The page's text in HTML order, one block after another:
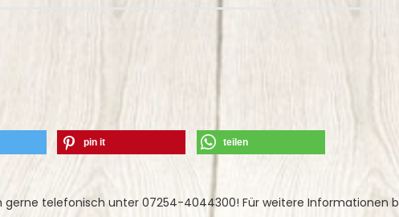
pin it teilen
gerne telefonisch unter 07254-4044300! Für weitere Informationen